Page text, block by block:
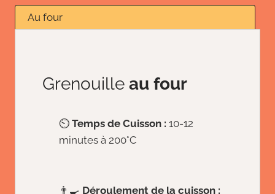
Au four
Grenouille au four
⏲️ Temps de Cuisson : 10-12
minutes à 200°C
👨‍🍳 Déroulement de la cuisson :